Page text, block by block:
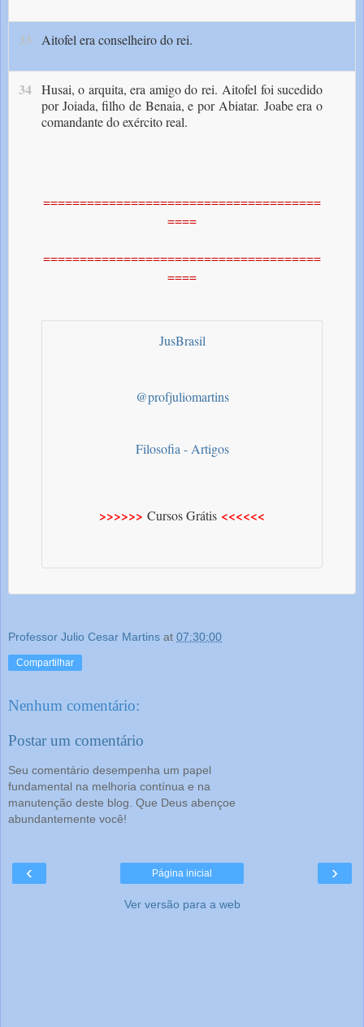
33 Aitofel era conselheiro do rei.
34 Husai, o arquita, era amigo do rei.Aitofel foi sucedido
por Joiada, filho de Benaia, e por Abiatar. Joabe era o
comandante do exército real.
======================================
====
======================================
====
JusBrasil
@profjuliomartins
Filosofia - Artigos
>>>>>> Cursos Grátis <<<<<<
Professor Julio Cesar Martins at 07:30:00
Compartilhar
Nenhum comentário:
Postar um comentário
Seu comentário desempenha um papel
fundamental na melhoria contínua e na
manutenção deste blog. Que Deus abençoe
abundantemente você!
‹ ›
Página inicial
Ver versão para a web